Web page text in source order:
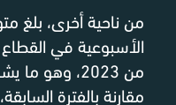
من ناحية أخرى،